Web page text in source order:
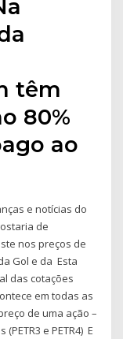
têm
80%
ao
e notícias do
de
nos preços de
Gol e da Esta
das cotações
em todas as
de uma ação –
e PETR4) E